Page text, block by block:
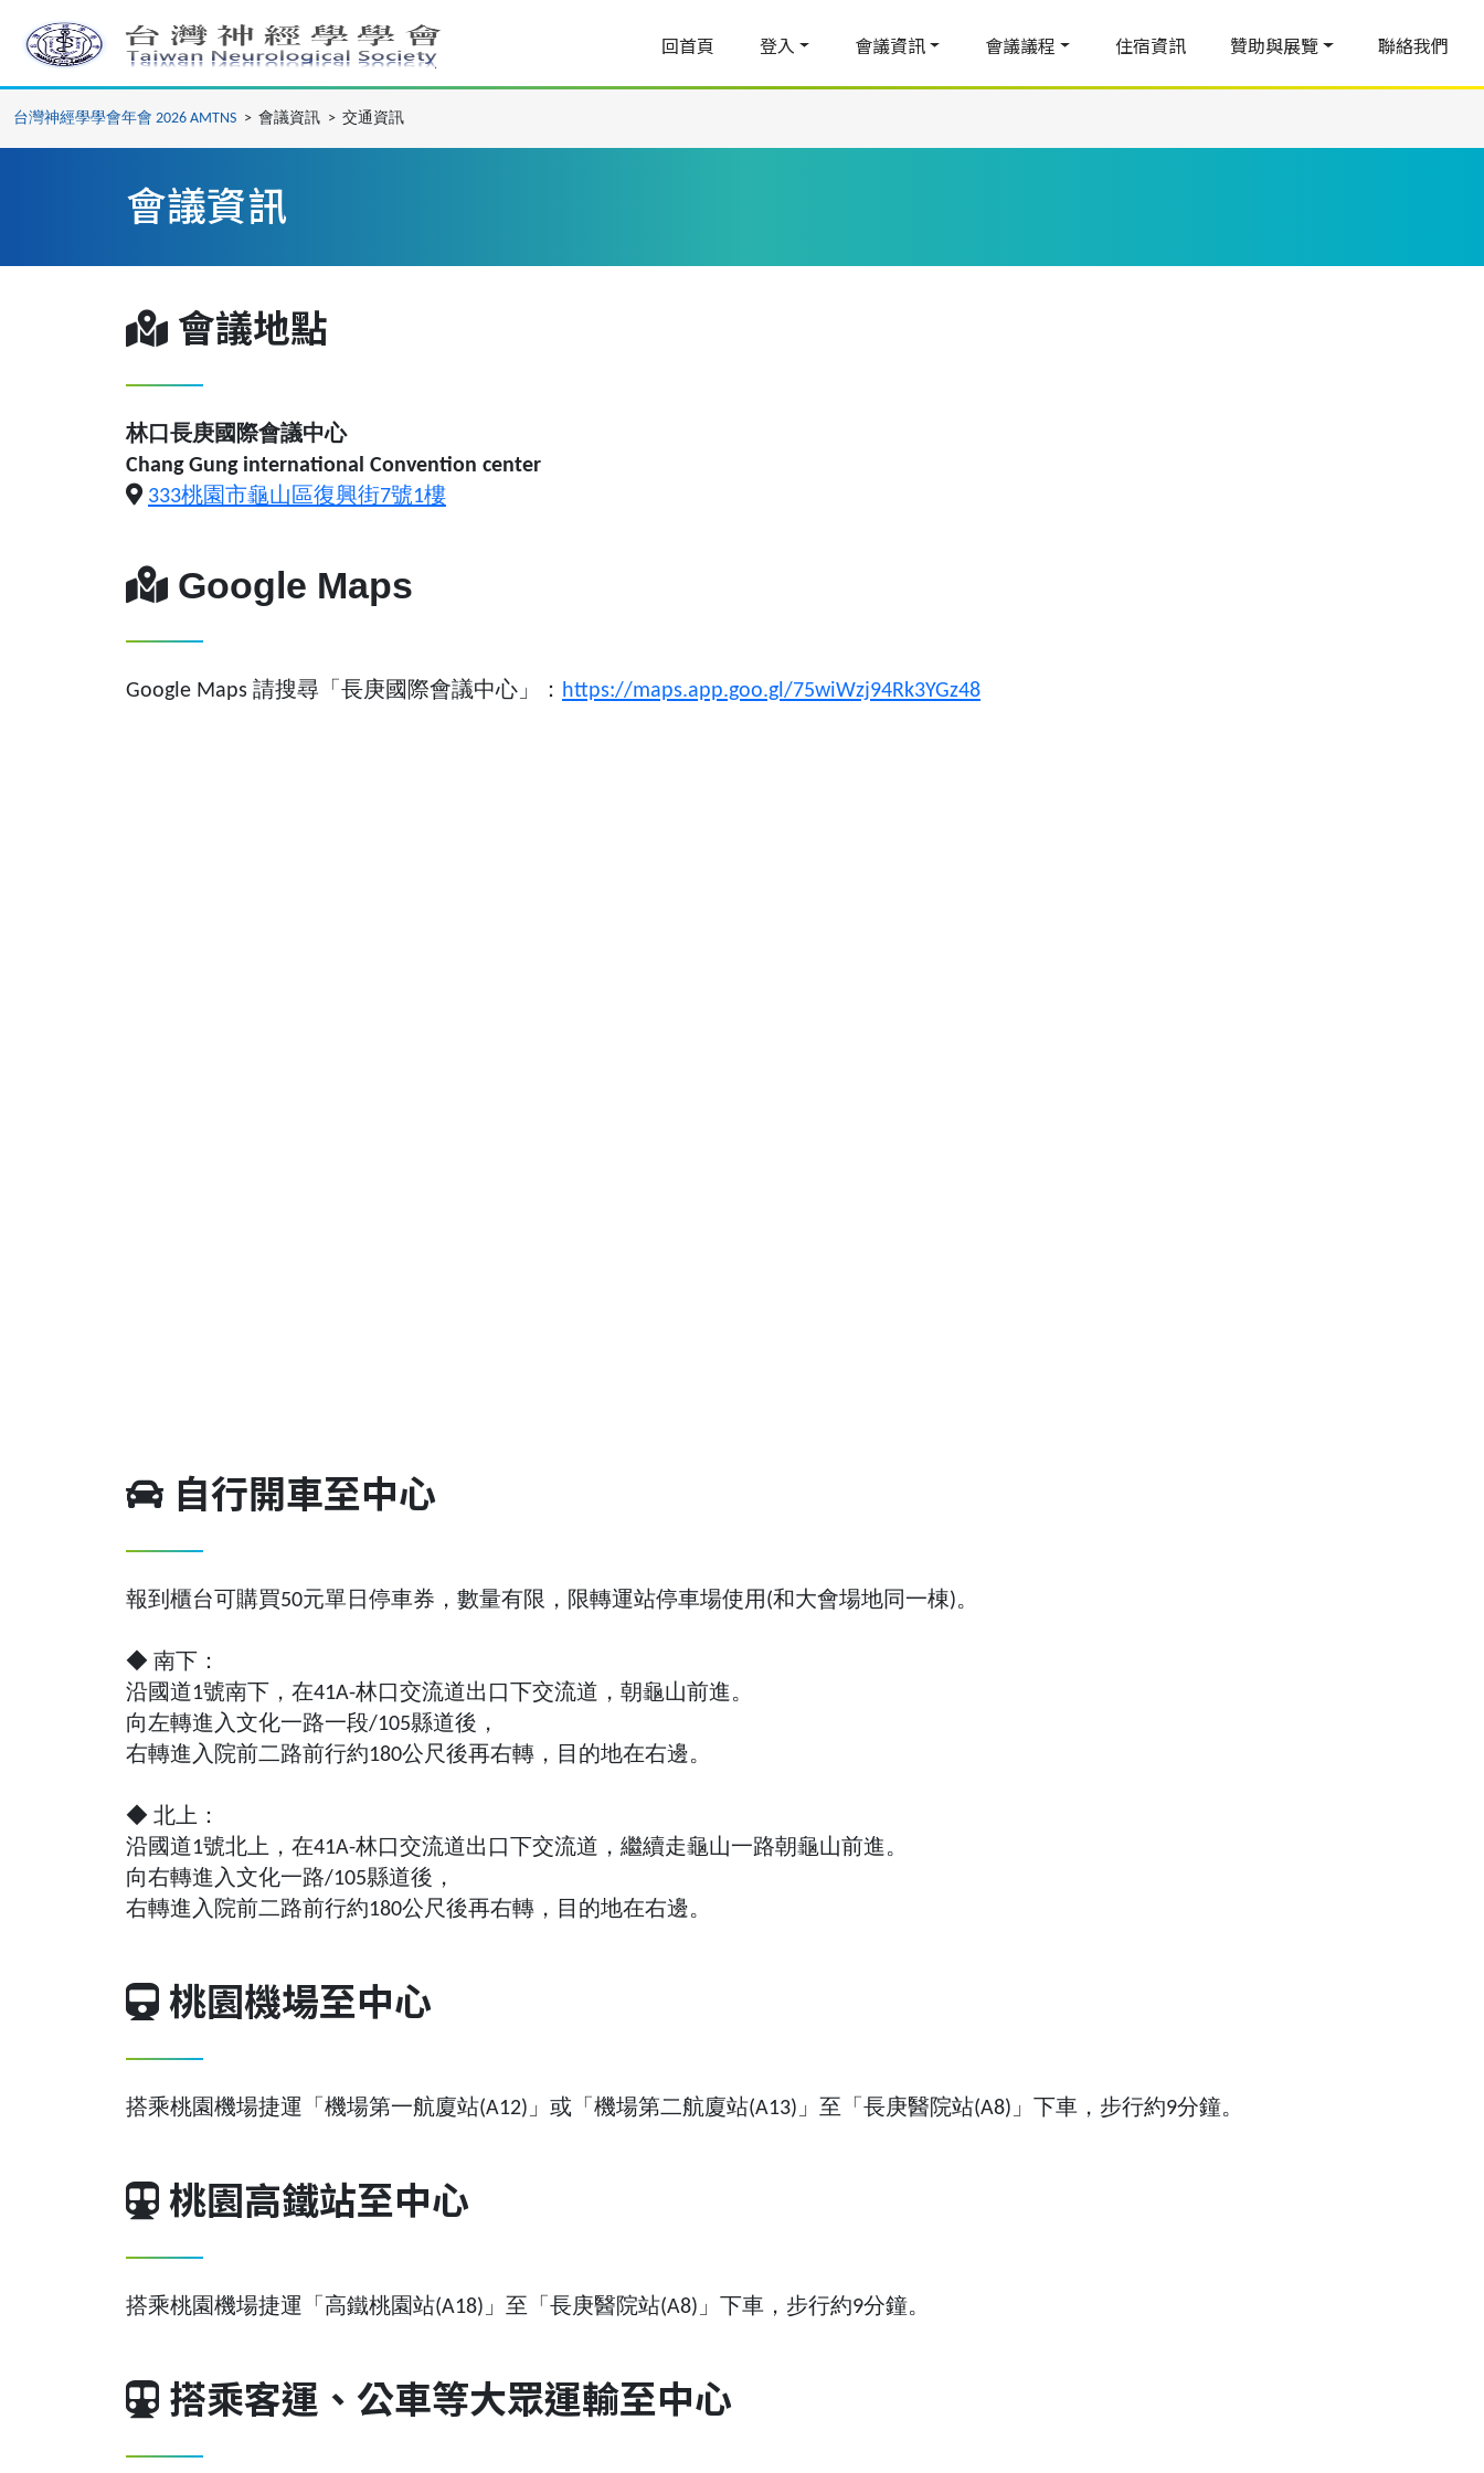
回首頁 登入 會議資訊 會議議程 住宿資訊 贊助與展覽 聯絡我們
台灣神經學學會年會 2026 AMTNS > 會議資訊 > 交通資訊
會議資訊
會議地點
林口長庚國際會議中心
Chang Gung international Convention center
333桃園市龜山區復興街7號1樓
Google Maps
Google Maps 請搜尋「長庚國際會議中心」： https://maps.app.goo.gl/75wiWzj94Rk3YGz48
自行開車至中心
報到櫃台可購買50元單日停車券，數量有限，限轉運站停車場使用(和大會場地同一棟)。
◆ 南下：
沿國道1號南下，在41A-林口交流道出口下交流道，朝龜山前進。
向左轉進入文化一路一段/105縣道後，
右轉進入院前二路前行約180公尺後再右轉，目的地在右邊。
◆ 北上：
沿國道1號北上，在41A-林口交流道出口下交流道，繼續走龜山一路朝龜山前進。
向右轉進入文化一路/105縣道後，
右轉進入院前二路前行約180公尺後再右轉，目的地在右邊。
桃園機場至中心
搭乘桃園機場捷運「機場第一航廈站(A12)」或「機場第二航廈站(A13)」至「長庚醫院站(A8)」下車，步行約9分鐘。
桃園高鐵站至中心
搭乘桃園機場捷運「高鐵桃園站(A18)」至「長庚醫院站(A8)」下車，步行約9分鐘。
搭乘客運、公車等大眾運輸至中心